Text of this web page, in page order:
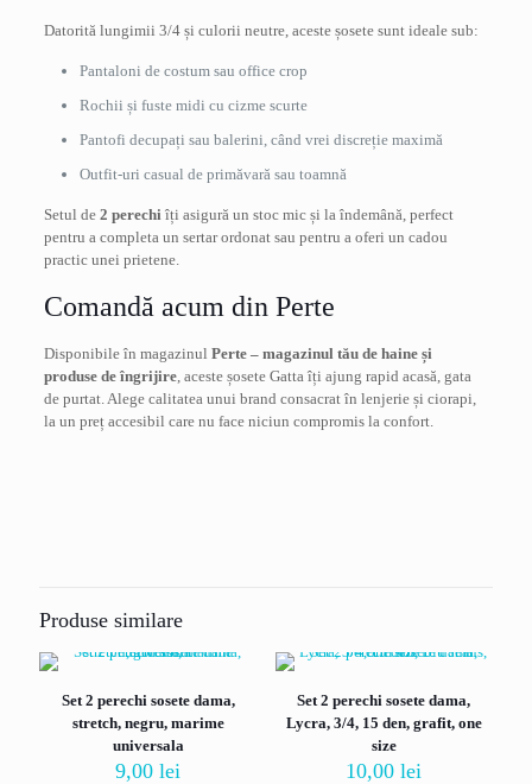
Datorită lungimii 3/4 și culorii neutre, aceste șosete sunt ideale sub:
Pantaloni de costum sau office crop
Rochii și fuste midi cu cizme scurte
Pantofi decupați sau balerini, când vrei discreție maximă
Outfit-uri casual de primăvară sau toamnă
Setul de 2 perechiîți asigură un stoc mic și la îndemână, perfect
pentru a completa un sertar ordonat sau pentru a oferi un cadou
practic unei prietene.
Comandă acum din Perte
Disponibile în magazinul Perte – magazinul tău de haine și
produse de îngrijire, aceste șosete Gatta îți ajung rapid acasă, gata
de purtat. Alege calitatea unui brand consacrat în lenjerie și ciorapi,
la un preț accesibil care nu face niciun compromis la confort.
natural/bej, one size”
marcate cu*
Evaluarea ta*
Produse similare
Set 2 perechi sosete dama,
stretch, negru, marime
universala
9,00lei
Set 2 perechi sosete dama,
Lycra, 3/4, 15 den, grafit, one
size
10,00lei